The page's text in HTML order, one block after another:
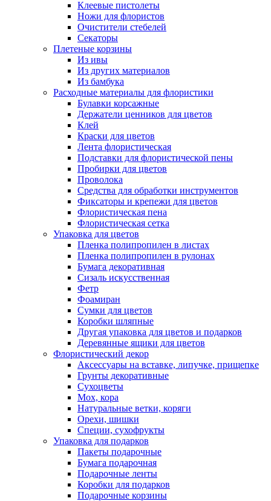
Клеевые пистолеты
Ножи для флористов
Очистители стебелей
Секаторы
Плетеные корзины
Из ивы
Из других материалов
Из бамбука
Расходные материалы для флористики
Булавки корсажные
Держатели ценников для цветов
Клей
Краски для цветов
Лента флористическая
Подставки для флористической пены
Пробирки для цветов
Проволока
Средства для обработки инструментов
Фиксаторы и крепежи для цветов
Флористическая пена
Флористическая сетка
Упаковка для цветов
Пленка полипропилен в листах
Пленка полипропилен в рулонах
Бумага декоративная
Сизаль искусственная
Фетр
Фоамиран
Сумки для цветов
Коробки шляпные
Другая упаковка для цветов и подарков
Деревянные ящики для цветов
Флористический декор
Аксессуары на вставке, липучке, прищепке
Грунты декоративные
Сухоцветы
Мох, кора
Натуральные ветки, коряги
Орехи, шишки
Специи, сухофрукты
Упаковка для подарков
Пакеты подарочные
Бумага подарочная
Подарочные ленты
Коробки для подарков
Подарочные корзины